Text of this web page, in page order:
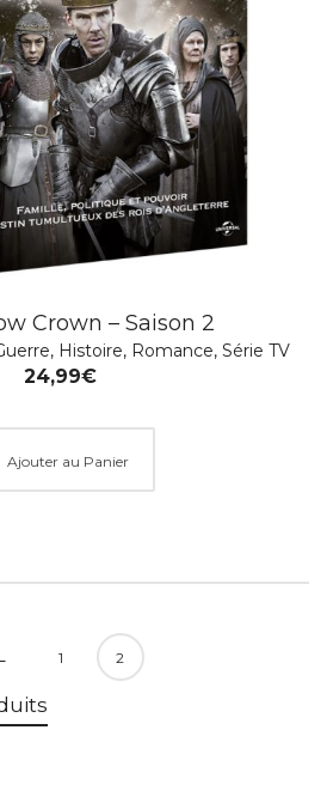
Crown – Saison 2
, Histoire, Romance, Série TV
24,99€
Ajouter au Panier
1 2